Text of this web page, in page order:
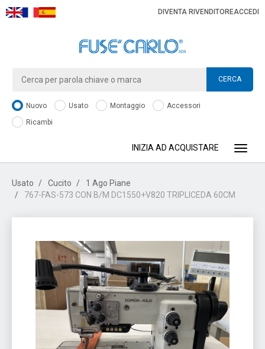
DIVENTA RIVENDITOREACCEDI
CERCA
Nuovo Usato Montaggio
Accessori
Ricambi
INIZIA AD ACQUISTARE
Usato Cucito
1 Ago Piane
767-FAS-573 CON B/M DC1550+V820 TRIPLICEDA 60CM